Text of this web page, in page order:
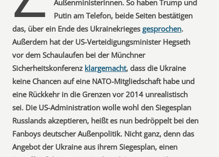
Außenministerinnen. So haben Trump und
Putin am Telefon, beide Seiten bestätigen
das, über ein Ende des Ukrainekrieges gesprochen.
Außerdem hat der US-Verteidigungsminister Hegseth
vor dem Schaulaufen bei der Münchner
Sicherheitskonferenz klargemacht, dass die Ukraine
keine Chancen auf eine NATO-Mitgliedschaft habe und
eine Rückkehr in die Grenzen vor 2014 unrealistisch
sei. Die US-Administration wolle wohl den Siegesplan
Russlands akzeptieren, heißt es nun bedröppelt bei den
Fanboys deutscher Außenpolitik. Nicht ganz, denn das
Angebot der Ukraine aus ihrem Siegesplan, einen